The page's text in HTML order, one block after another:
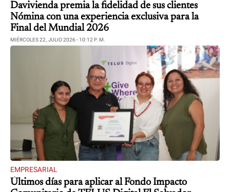
Davivienda premia la fidelidad de sus clientes
Nómina con una experiencia exclusiva para la
Final del Mundial 2026
MIÉRCOLES 22, JULIO 2026 - 10:12 P. M.
EMPRESARIAL
Últimos días para aplicar al Fondo Impacto